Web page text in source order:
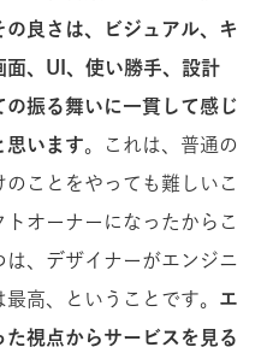
の良さは、ビジュアル、キ
面、UI、使い勝手、設計
振る舞いに一貫して感じ
思います。これは、普通の
ことをやっても難しいこ
オーナーになったからこ
、デザイナーがエンジニ
高、ということです。 エ
視点からサービスを見る